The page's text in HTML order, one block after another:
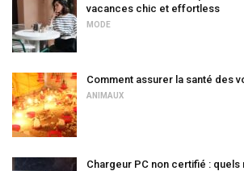
vacances chic et effortless
MODE
Comment assurer la santé des
ANIMAUX
Chargeur PC non certifié :